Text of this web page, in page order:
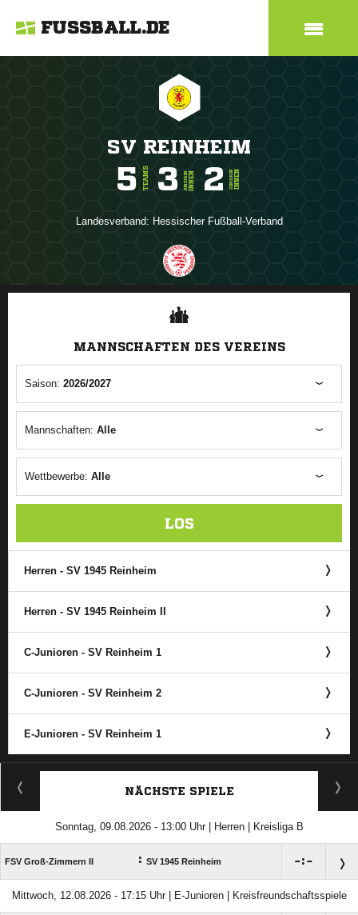
FUSSBALL.DE
SV REINHEIM
5 TEAMS 3 JUNIORENINNEN 2 SENIORENINNEN
Landesverband: Hessischer Fußball-Verband
ANZEIGE
MANNSCHAFTEN DES VEREINS
Saison: 2026/2027
Mannschaften: Alle
Wettbewerbe: Alle
LOS
Herren - SV 1945 Reinheim
Herren - SV 1945 Reinheim II
C-Junioren - SV Reinheim 1
C-Junioren - SV Reinheim 2
E-Junioren - SV Reinheim 1
ANZEIGE
NÄCHSTE SPIELE
Sonntag, 09.08.2026 - 13:00 Uhr | Herren | Kreisliga B
FSV Groß-Zimmern II : SV 1945 Reinheim :
Mittwoch, 12.08.2026 - 17:15 Uhr | E-Junioren | Kreisfreundschaftsspiele